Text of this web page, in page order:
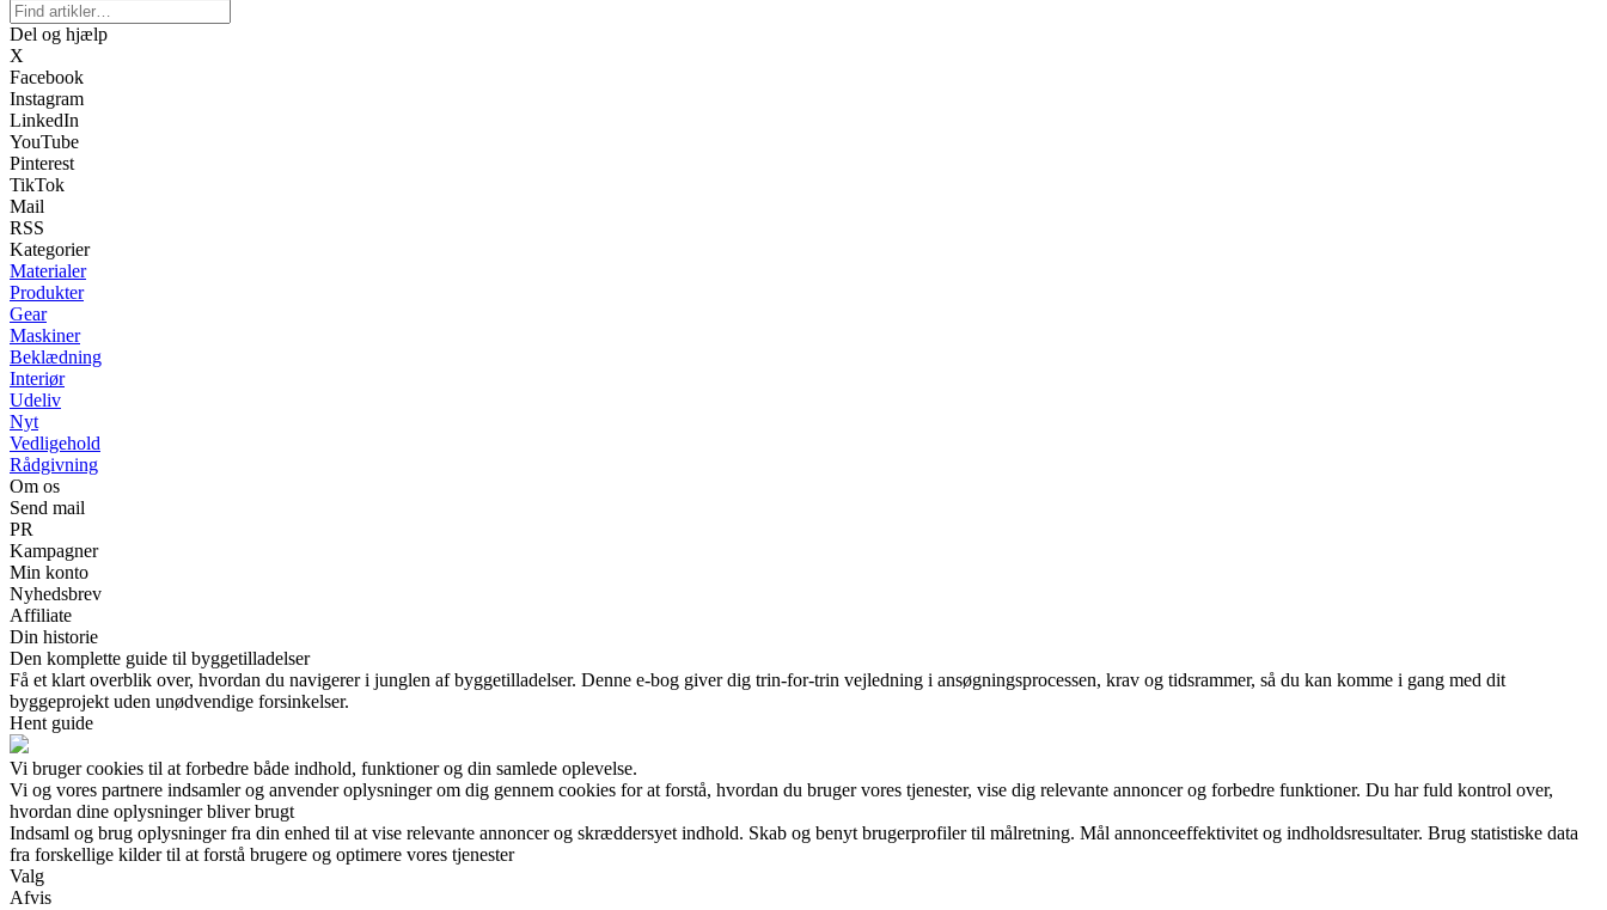
Del og hjælp
X
Facebook
Instagram
LinkedIn
YouTube
Pinterest
TikTok
Mail
RSS
Kategorier
Materialer
Produkter
Gear
Maskiner
Beklædning
Interiør
Udeliv
Nyt
Vedligehold
Rådgivning
Om os
Send mail
PR
Kampagner
Min konto
Nyhedsbrev
Affiliate
Din historie
Den komplette guide til byggetilladelser
Få et klart overblik over, hvordan du navigerer i junglen af byggetilladelser. Denne e-bog giver dig trin-for-trin vejledning i ansøgningsprocessen, krav og tidsrammer, så du kan komme i gang med dit
byggeprojekt uden unødvendige forsinkelser.
Hent guide
Vi bruger cookies til at forbedre både indhold, funktioner og din samlede oplevelse.
Vi og vores partnere indsamler og anvender oplysninger om dig gennem cookies for at forstå, hvordan du bruger vores tjenester, vise dig relevante annoncer og forbedre funktioner. Du har fuld kontrol over,
hvordan dine oplysninger bliver brugt
Indsaml og brug oplysninger fra din enhed til at vise relevante annoncer og skræddersyet indhold. Skab og benyt brugerprofiler til målretning. Mål annonceeffektivitet og indholdsresultater. Brug statistiske data
fra forskellige kilder til at forstå brugere og optimere vores tjenester
Valg
Afvis